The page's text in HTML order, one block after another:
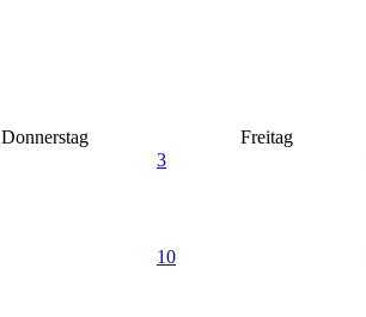
Donnerstag Freitag
3
10